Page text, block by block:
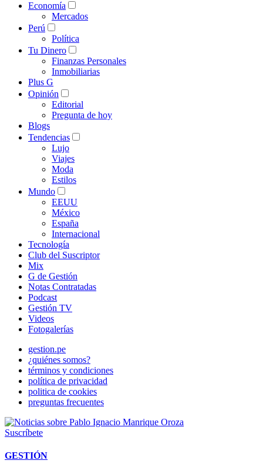
Economía
Mercados
Perú
Política
Tu Dinero
Finanzas Personales
Inmobiliarias
Plus G
Opinión
Editorial
Pregunta de hoy
Blogs
Tendencias
Lujo
Viajes
Moda
Estilos
Mundo
EEUU
México
España
Internacional
Tecnología
Club del Suscriptor
Mix
G de Gestión
Notas Contratadas
Podcast
Gestión TV
Videos
Fotogalerías
gestion.pe
¿quiénes somos?
términos y condiciones
política de privacidad
politica de cookies
preguntas frecuentes
Suscríbete
GESTIÓN